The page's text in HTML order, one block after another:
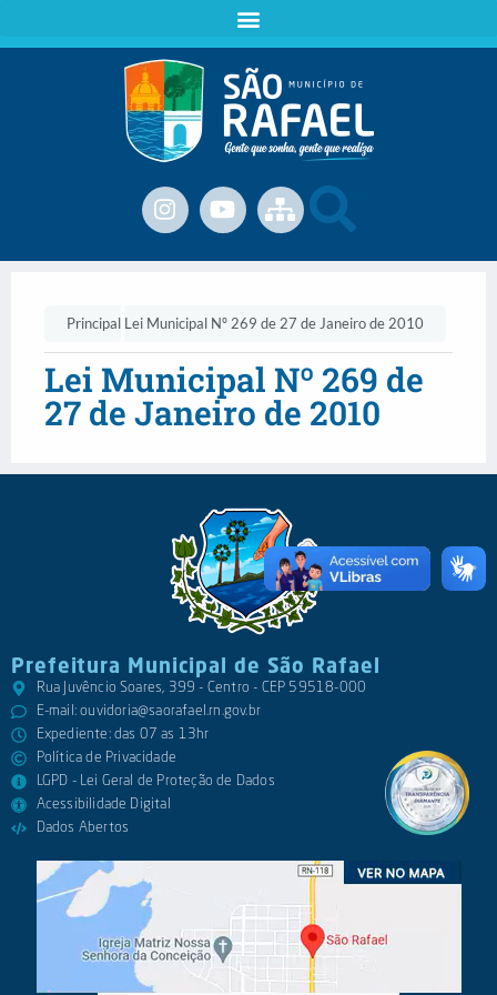
Principal Lei Municipal Nº 269 de 27 de Janeiro de 2010
Lei Municipal Nº 269 de
27 de Janeiro de 2010
Prefeitura Municipal de São Rafael
Rua Juvêncio Soares, 399 - Centro - CEP 59518-000
E-mail:ouvidoria@saorafael.rn.gov.br
Expediente: das 07 as 13hr
Política de Privacidade
LGPD - Lei Geral de Proteção de Dados
Acessibilidade Digital
Dados Abertos